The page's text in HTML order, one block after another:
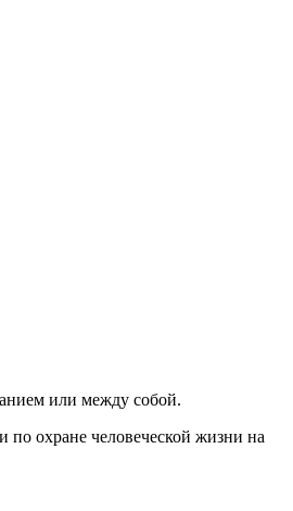
или между собой.
охране человеческой жизни на